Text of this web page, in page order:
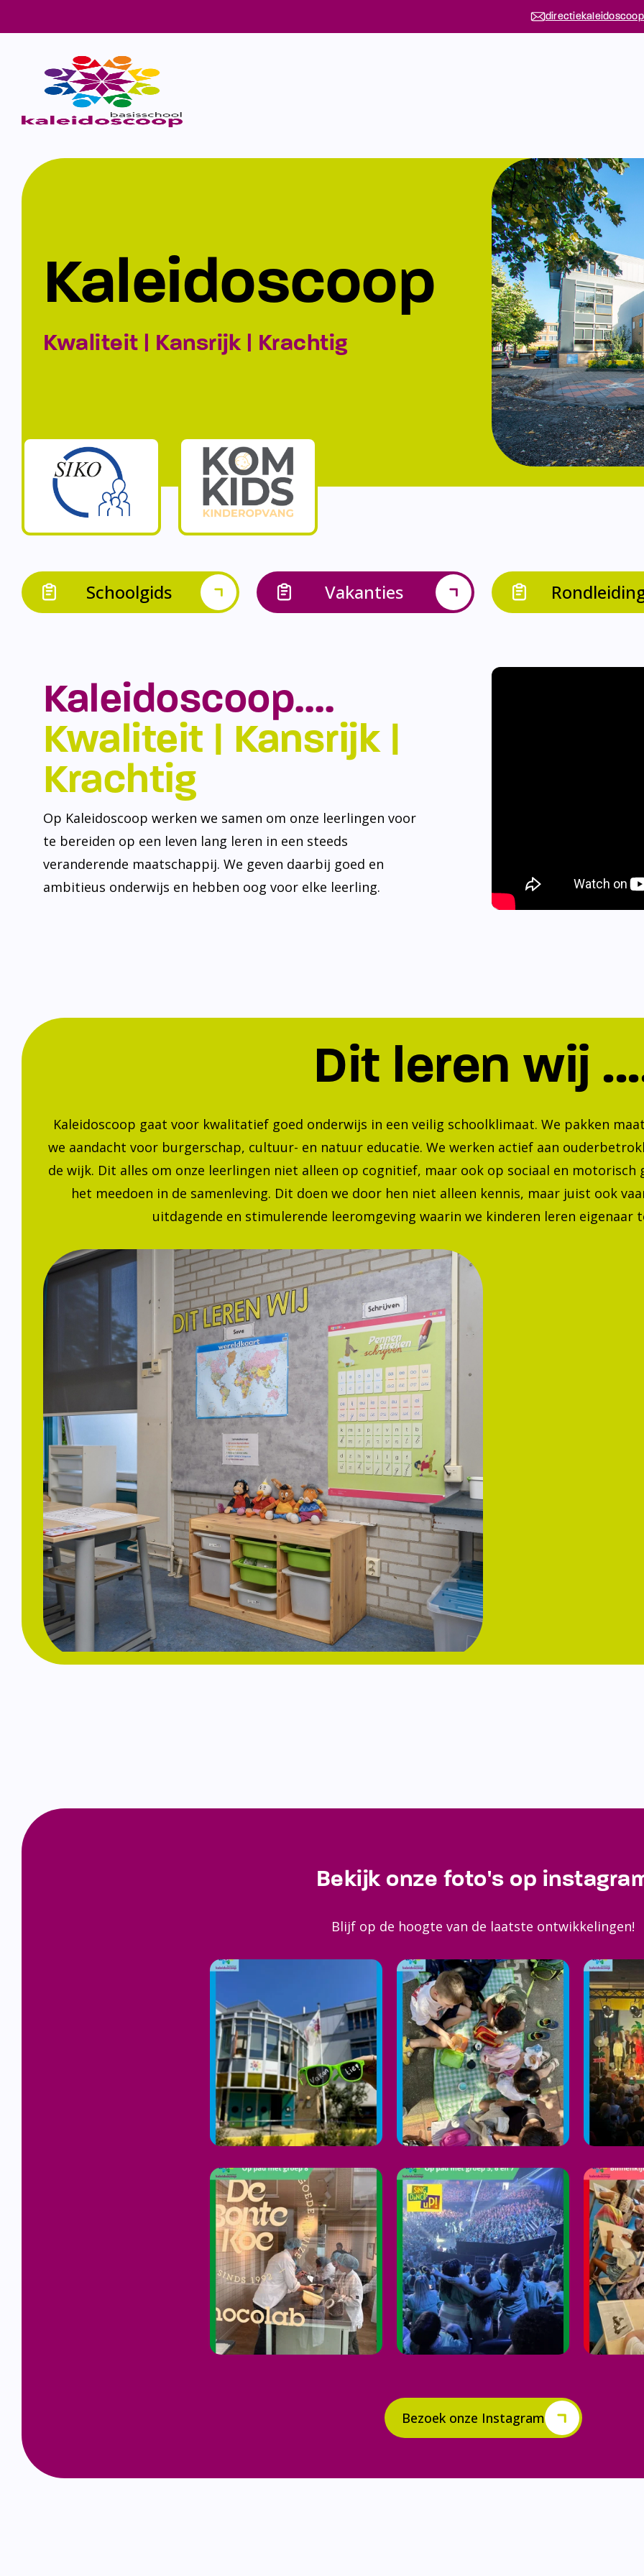
Kaleidoscoop
Kwaliteit | Kansrijk | Krachtig
Schoolgids Vakanties
Kaleidoscoop….
Kwaliteit | Kansrijk |
Krachtig
Op Kaleidoscoop werken we samen om onze leerlingen voor
te bereiden op een leven lang leren in een steeds
veranderende maatschappij. We geven daarbij goed en
ambitieus onderwijs en hebben oog voor elke leerling.
Dit leren wij
Kaleidoscoop gaat voor kwalitatief goed onderwijs in een veilig schoolklimaat. We pakken
we aandacht voor burgerschap, cultuur- en natuur educatie. We werken actief aan
de wijk. Dit alles om onze leerlingen niet alleen op cognitief, maar ook op sociaal en
het meedoen in de samenleving. Dit doen we door hen niet alleen kennis, maar juist ook
uitdagende en stimulerende leeromgeving waarin we kinderen leren eigenaar
Bekijk onze foto's op
Blijf op de hoogte van de laatste ontwikkelingen!
Bezoek onze Instagram